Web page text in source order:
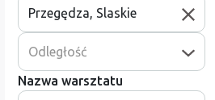
Odległość
Nazwa warsztatu